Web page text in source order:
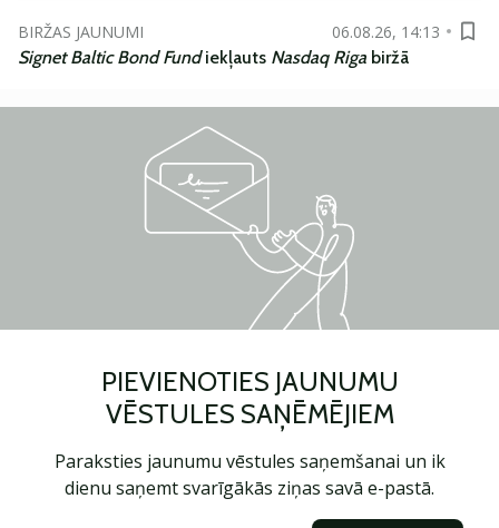
BIRŽAS JAUNUMI
06.08.26, 14:13
Signet Baltic Bond Fundiekļauts Nasdaq Riga biržā
PIEVIENOTIES JAUNUMU
VĒSTULES SAŅĒMĒJIEM
Paraksties jaunumu vēstules saņemšanai un ik
dienu saņemt svarīgākās ziņas savā e-pastā.